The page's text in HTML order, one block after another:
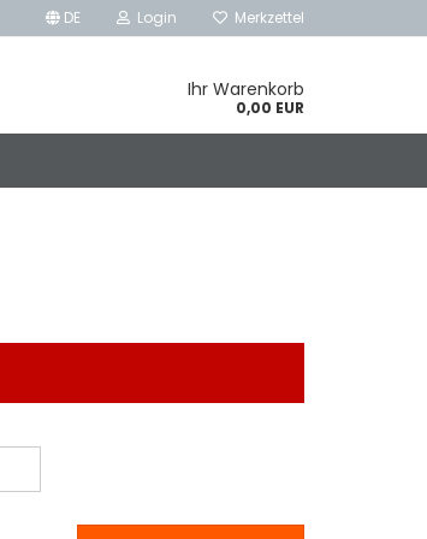
DE Login Merkzettel
Ihr Warenkorb
0,00 EUR